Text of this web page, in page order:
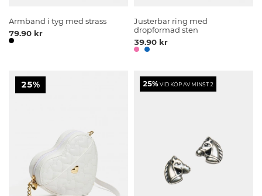
Armband i tyg med strass
79.90 kr
Justerbar ring med
dropformad sten
39.90 kr
25% 25%VID KÖP AV MINST 2